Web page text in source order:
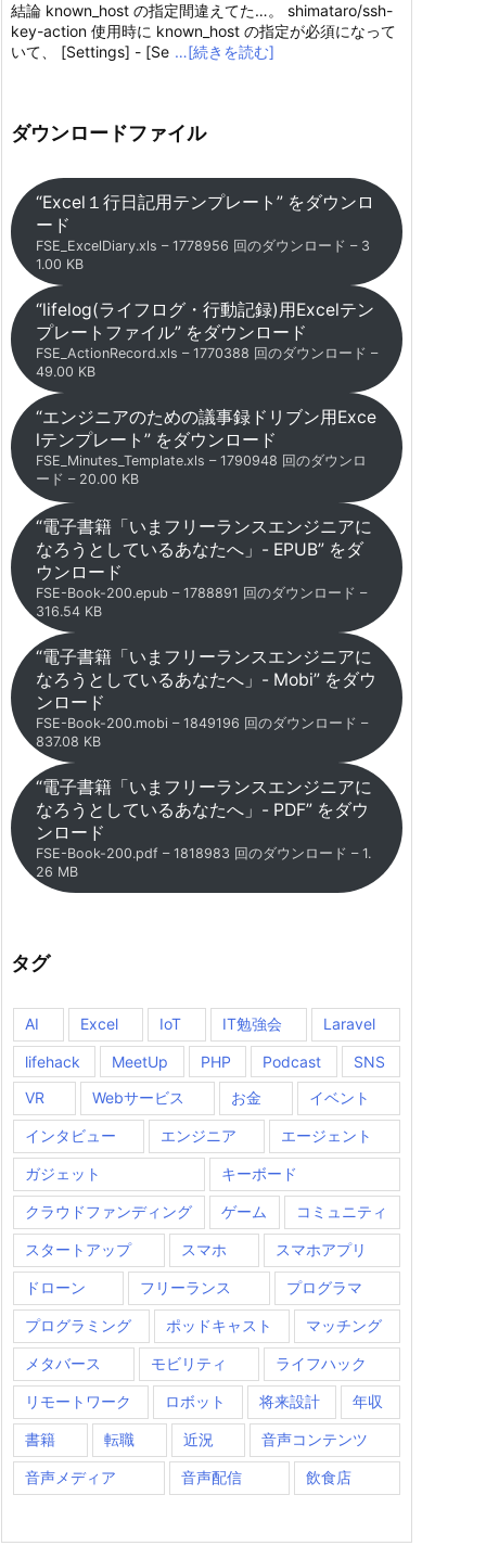
結論 known_host の指定間違えてた…。 shimataro/ssh-
key-action 使用時に known_host の指定が必須になって
いて、 [Settings] - [Se …[続きを読む]
ダウンロードファイル
“Excel１行日記用テンプレート” をダウンロ
ード
FSE_ExcelDiary.xls – 1778956 回のダウンロード – 3
1.00 KB
“lifelog(ライフログ・行動記録)用Excelテン
プレートファイル” をダウンロード
FSE_ActionRecord.xls – 1770388 回のダウンロード –
49.00 KB
“エンジニアのための議事録ドリブン用Exce
lテンプレート” をダウンロード
FSE_Minutes_Template.xls – 1790948 回のダウンロ
ード – 20.00 KB
“電子書籍「いまフリーランスエンジニアに
なろうとしているあなたへ」- EPUB” をダ
ウンロード
FSE-Book-200.epub – 1788891 回のダウンロード –
316.54 KB
“電子書籍「いまフリーランスエンジニアに
なろうとしているあなたへ」- Mobi” をダウ
ンロード
FSE-Book-200.mobi – 1849196 回のダウンロード –
837.08 KB
“電子書籍「いまフリーランスエンジニアに
なろうとしているあなたへ」- PDF” をダウ
ンロード
FSE-Book-200.pdf – 1818983 回のダウンロード – 1.
26 MB
タグ
AI Excel IoT IT勉強会 Laravel
lifehack MeetUp PHP Podcast
SNS
VR
Webサービス お金 イベント
インタビュー エンジニア エージェント
ガジェット キーボード
クラウドファンディング ゲーム コミュニティ
スタートアップ スマホ スマホアプリ
ドローン フリーランス プログラマ
プログラミング ポッドキャスト マッチング
メタバース モビリティ ライフハック
リモートワーク ロボット 将来設計 年収
書籍 転職 近況 音声コンテンツ
音声メディア 音声配信 飲食店